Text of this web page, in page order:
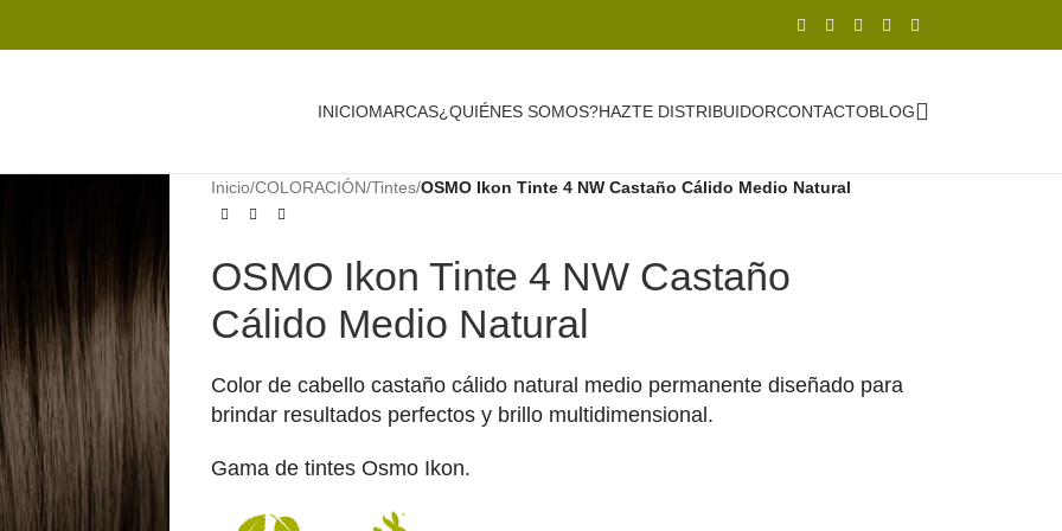
INICIOMARCAS¿QUIÉNES SOMOS?HAZTE DISTRIBUIDORCONTACTOBLOG
Inicio/COLORACIÓN/Tintes/OSMO Ikon Tinte 4 NW Castaño Cálido Medio Natural
OSMO Ikon Tinte 4 NW Castaño
Cálido Medio Natural
Color de cabello castaño cálido natural medio permanente diseñado para
brindar resultados perfectos y brillo multidimensional.
Gama de tintes Osmo Ikon.